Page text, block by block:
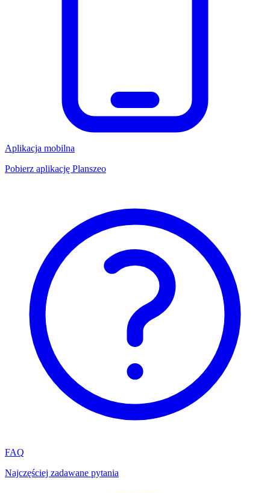
Aplikacja mobilna
Pobierz aplikację Planszeo
FAQ
Najczęściej zadawane pytania